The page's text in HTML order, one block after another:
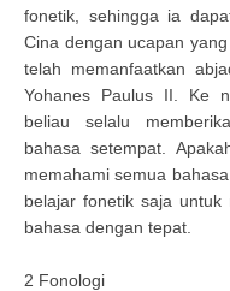
fonetik, sehingga ia
Cina dengan ucapan
telah memanfaatkan
Yohanes Paulus II. Ke
beliau selalu
bahasa setempat.
memahami semua
belajar fonetik saja untuk
bahasa dengan tepat.
2 Fonologi